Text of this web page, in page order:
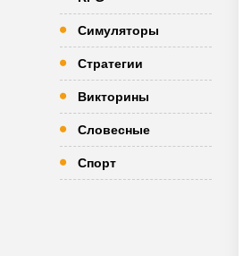
Симуляторы
Стратегии
Викторины
Словесные
Спорт